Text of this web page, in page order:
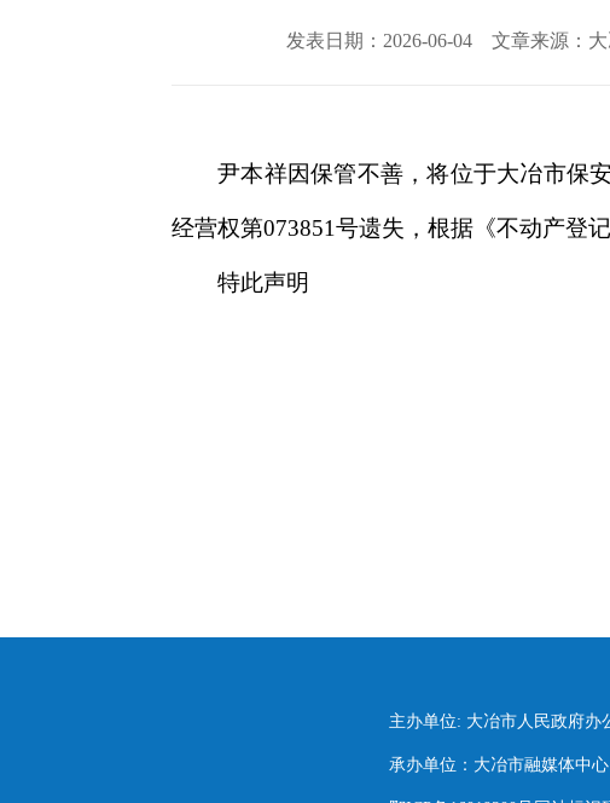
发表日期：2026-06-04 文章来源：
尹本祥因保管不善，将位于大冶市保
经营权第073851号遗失，根据《不动产登
特此声明
主办单位: 大冶市人民政府办
承办单位：大冶市融媒体中